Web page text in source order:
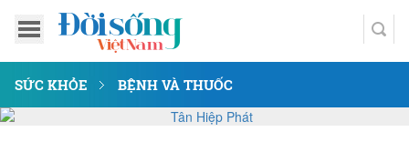
SỨC KHỎE BỆNH VÀ THUỐC